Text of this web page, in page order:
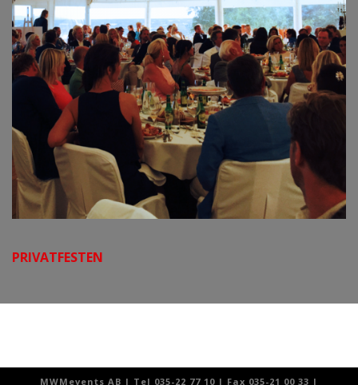
PRIVATFESTEN
MWMevents AB | Tel 035-22 77 10 | Fax 035-21 00 33 |